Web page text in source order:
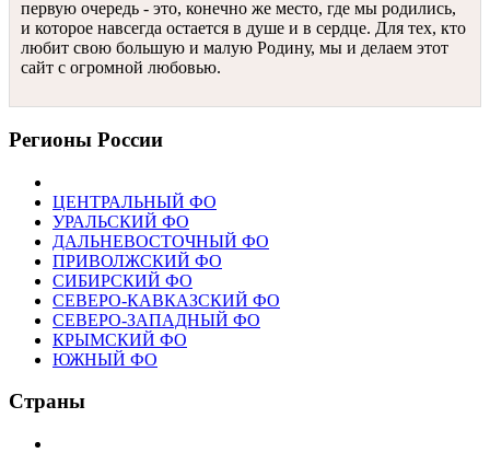
первую очередь - это, конечно же место, где мы родились,
и которое навсегда остается в душе и в сердце. Для тех, кто
любит свою большую и малую Родину, мы и делаем этот
сайт с огромной любовью.
Регионы России
ЦЕНТРАЛЬНЫЙ ФО
УРАЛЬСКИЙ ФО
ДАЛЬНЕВОСТОЧНЫЙ ФО
ПРИВОЛЖСКИЙ ФО
СИБИРСКИЙ ФО
СЕВЕРО-КАВКАЗСКИЙ ФО
СЕВЕРО-ЗАПАДНЫЙ ФО
КРЫМСКИЙ ФО
ЮЖНЫЙ ФО
Страны